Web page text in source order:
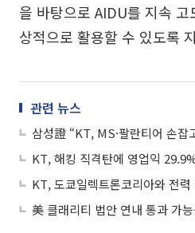
을 바탕으로 AIDU를 지속 고
상적으로 활용할 수 있도록
관련 뉴스